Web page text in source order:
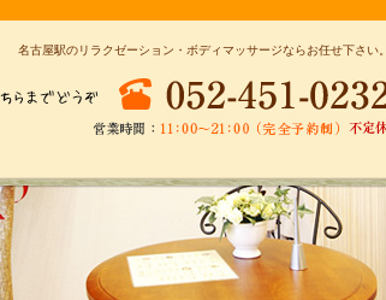
名古屋駅のリラクゼーション・ボディマッサージならお任せ下さい。